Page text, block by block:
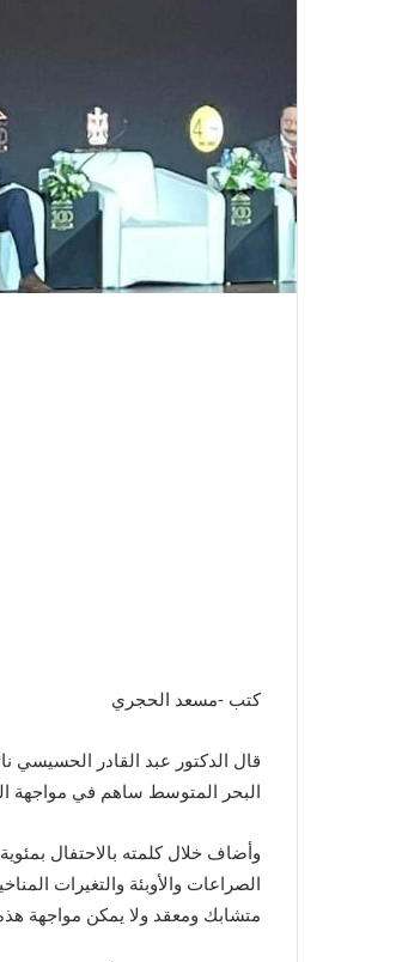
كتب -مسعد الحجري
قال الدكتور عبد القادر الحسيسي
البحر المتوسط ساهم في مواجهة
وأضاف خلال كلمته بالاحتفال
الصراعات والأوبئة والتغيرات
متشابك ومعقد ولا يمكن مواجهة